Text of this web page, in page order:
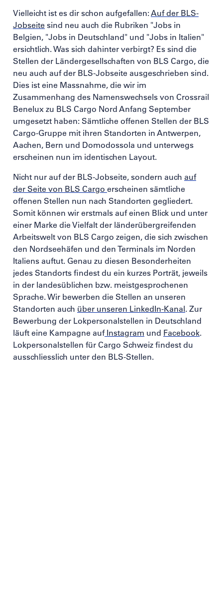
Vielleicht ist es dir schon aufgefallen:Auf der BLS-
Jobseite sind neu auch die Rubriken "Jobs in
Belgien, "Jobs in Deutschland" und "Jobs in Italien"
ersichtlich. Was sich dahinter verbirgt? Es sind die
Stellen der Ländergesellschaften von BLS Cargo, die
neu auch auf der BLS-Jobseite ausgeschrieben sind.
Dies ist eine Massnahme, die wir im
Zusammenhang des Namenswechsels von Crossrail
Benelux zu BLS Cargo Nord Anfang September
umgesetzt haben: Sämtliche offenen Stellen der BLS
Cargo-Gruppe mit ihren Standorten in Antwerpen,
Aachen, Bern und Domodossola und unterwegs
erscheinen nun im identischen Layout.
Nicht nur auf der BLS-Jobseite, sondern auch auf
der Seite von BLS Cargo erscheinen sämtliche
offenen Stellen nun nach Standorten gegliedert.
Somit können wir erstmals auf einen Blick und unter
einer Marke die Vielfalt der länderübergreifenden
Arbeitswelt von BLS Cargo zeigen, die sich zwischen
den Nordseehäfen und den Terminals im Norden
Italiens auftut. Genau zu diesen Besonderheiten
jedes Standorts findest du ein kurzes Porträt, jeweils
in der landesüblichen bzw. meistgesprochenen
Sprache. Wir bewerben die Stellen an unseren
Standorten auch über unseren LinkedIn-Kanal. Zur
Bewerbung der Lokpersonalstellen in Deutschland
läuft eine Kampagne aufInstagram und Facebook.
Lokpersonalstellen für Cargo Schweiz findest du
ausschliesslich unter den BLS-Stellen.